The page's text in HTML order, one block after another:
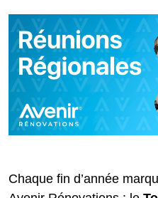
Chaque fin d’année